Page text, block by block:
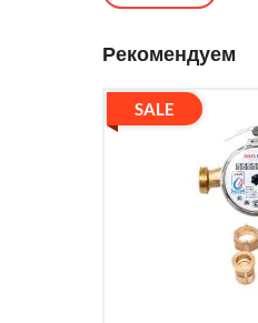
Рекомендуем
SALE